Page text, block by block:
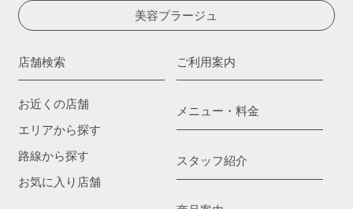
美容プラージュ
店舗検索
お近くの店舗
エリアから探す
路線から探す
お気に入り店舗
ご利用案内
メニュー・料金
スタッフ紹介